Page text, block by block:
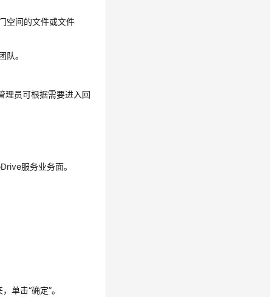
空间的文件或文件
队。
理员可根据需要进入回
服务业务面。
单击“确定”。